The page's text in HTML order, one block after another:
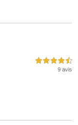
4,5 étoiles sur 5
9 avis